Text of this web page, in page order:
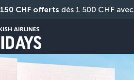
150 CHF offerts dès 1 500 CHF avec